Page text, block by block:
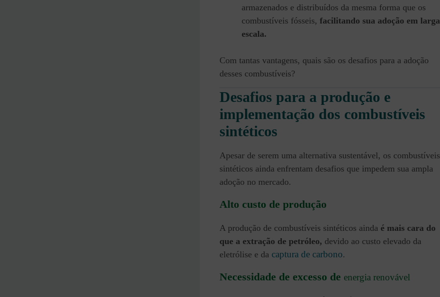
armazenados e distribuídos da mesma forma que os
combustíveis fósseis, facilitando sua adoção em larga
escala.
Com tantas vantagens, quais são os desafios para a adoção
desses combustíveis?
Desafios para a produção e
implementação dos combustíveis
sintéticos
Apesar de serem uma alternativa sustentável, os combustíveis
sintéticos ainda enfrentam desafios que impedem sua ampla
adoção no mercado.
Alto custo de produção
A produção de combustíveis sintéticos ainda é mais cara do
que a extração de petróleo, devido ao custo elevado da
eletrólise e da captura de carbono.
Necessidade de excesso de energia renovável